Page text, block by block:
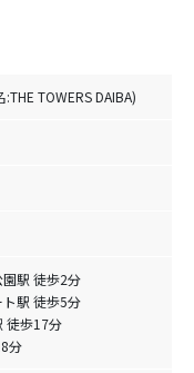
TOWERS DAIBA)
駅 徒歩2分
ト駅 徒歩5分
徒歩17分
分